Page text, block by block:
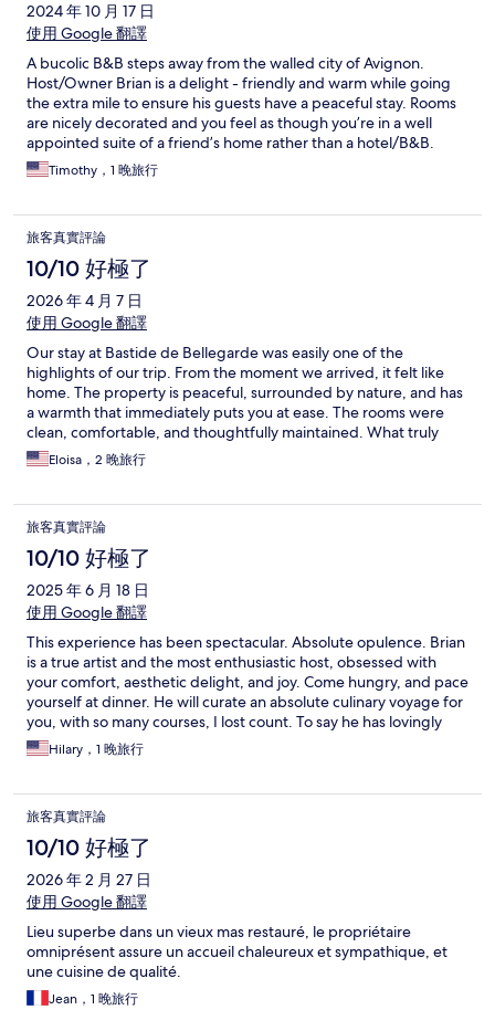
2024 年 10 月 17 日
使用 Google 翻譯
A bucolic B&B steps away from the walled city of Avignon.
Host/Owner Brian is a delight - friendly and warm while going
the extra mile to ensure his guests have a peaceful stay. Rooms
are nicely decorated and you feel as though you’re in a well
appointed suite of a friend’s home rather than a hotel/B&B.
They have free bikes to borrow to take into town, which is a
great plus, considering taking a car into the walled city is a
and you’ll be well fed at breakfast (included in stay) with great
French pastries, an assortments of fruits, cereals, meats and
cheeses, not to mention a great French omelette made with
local herbs! I have stayed here twice now, and wouldn’t hesitate
to stay again next time I’m in Avignon!
Timothy，1 晚旅行
旅客真實評論
10/10 好極了
2026 年 4 月 7 日
使用 Google 翻譯
Our stay at Bastide de Bellegarde was easily one of the
highlights of our trip. From the moment we arrived, it felt like
home. The property is peaceful, surrounded by nature, and has
a warmth that immediately puts you at ease. The rooms were
clean, comfortable, and thoughtfully maintained. What truly
sets this place apart is the host, Brian. He is incredibly
welcoming and personable, and he creates an experience that
we looked forward to, not just for the food, but for the
conversations with him and other guests. It made everything
feel more personal and connected. We also had dinner one
evening, and it was unforgettable. Brian prepares meals
intentionally, and you can taste the care in every detail. The
chicken curry was layered with flavor, and the pavlova with
unexpectedly delicious. It felt more like being hosted in
someone’s home than staying at a hotel. Parking was easy and
convenient, and the overall atmosphere was calm and relaxing.
By the end of our stay, even after speaking with other guests,
we all agreed this was the best place we stayed during our trip.
Brian also shared insights into the Provençal way of life, which
peaceful, authentic stay in Provence, this is it. A reset you didn’t
know you needed.
Eloisa，2 晚旅行
旅客真實評論
10/10 好極了
2025 年 6 月 18 日
使用 Google 翻譯
This experience has been spectacular. Absolute opulence. Brian
is a true artist and the most enthusiastic host, obsessed with
your comfort, aesthetic delight, and joy. Come hungry, and pace
yourself at dinner. He will curate an absolute culinary voyage for
you, with so many courses, I lost count. To say he has lovingly
restored this property is an understatement- every time you
turn a corner, you see that with the colors, furniture and artifacts
gloriously big, bold strokes. This man is all at once a passionate
decorator, chef, curator, storyteller, historian, sommelier,
comedian and and most gracious concierge who has found his
calling, fortunately for us all. If you let the bastide become the
shining jewel of your journey, you’ll definitely feel you’ve lived
well.
Hilary，1 晚旅行
旅客真實評論
10/10 好極了
2026 年 2 月 27 日
使用 Google 翻譯
Lieu superbe dans un vieux mas restauré, le propriétaire
omniprésent assure un accueil chaleureux et sympathique, et
une cuisine de qualité.
Jean，1 晚旅行